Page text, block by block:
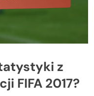
z
FIFA 2017?